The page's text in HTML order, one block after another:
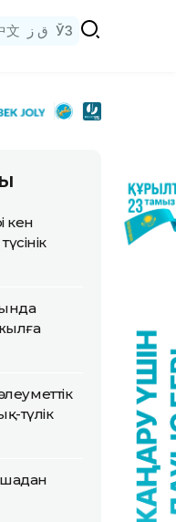
文 ق ز ЎЗ
кен
түлік